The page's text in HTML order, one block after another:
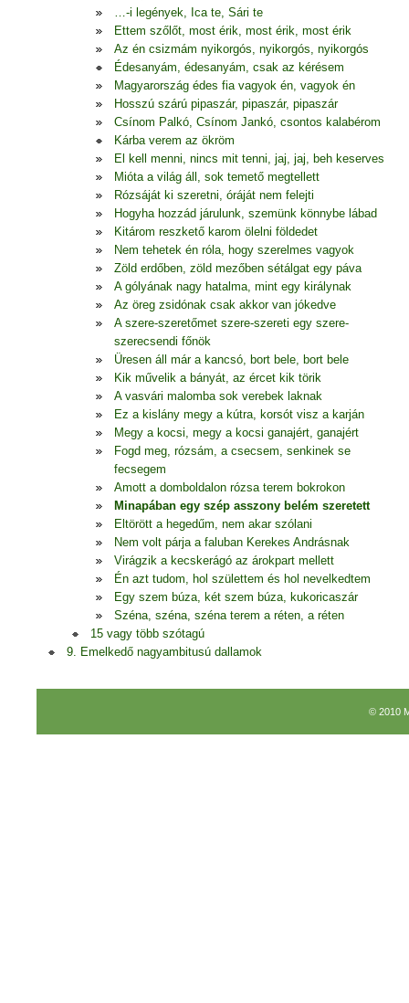
…-i legények, Ica te, Sári te
Ettem szőlőt, most érik, most érik, most érik
Az én csizmám nyikorgós, nyikorgós, nyikorgós
Édesanyám, édesanyám, csak az kérésem
Magyarország édes fia vagyok én, vagyok én
Hosszú szárú pipaszár, pipaszár, pipaszár
Csínom Palkó, Csínom Jankó, csontos kalabérom
Kárba verem az ökröm
El kell menni, nincs mit tenni, jaj, jaj, beh keserves
Mióta a világ áll, sok temető megtellett
Rózsáját ki szeretni, óráját nem felejti
Hogyha hozzád járulunk, szemünk könnybe lábad
Kitárom reszkető karom ölelni földedet
Nem tehetek én róla, hogy szerelmes vagyok
Zöld erdőben, zöld mezőben sétálgat egy páva
A gólyának nagy hatalma, mint egy királynak
Az öreg zsidónak csak akkor van jókedve
A szere-szeretőmet szere-szereti egy szere-
szerecsendi főnök
Üresen áll már a kancsó, bort bele, bort bele
Kik művelik a bányát, az ércet kik törik
A vasvári malomba sok verebek laknak
Ez a kislány megy a kútra, korsót visz a karján
Megy a kocsi, megy a kocsi ganajért, ganajért
Fogd meg, rózsám, a csecsem, senkinek se
fecsegem
Amott a domboldalon rózsa terem bokrokon
Minapában egy szép asszony belém szeretett
Eltörött a hegedűm, nem akar szólani
Nem volt párja a faluban Kerekes Andrásnak
Virágzik a kecskerágó az árokpart mellett
Én azt tudom, hol születtem és hol nevelkedtem
Egy szem búza, két szem búza, kukoricaszár
Széna, széna, széna terem a réten, a réten
15 vagy több szótagú
9. Emelkedő nagyambitusú dallamok
© 2010